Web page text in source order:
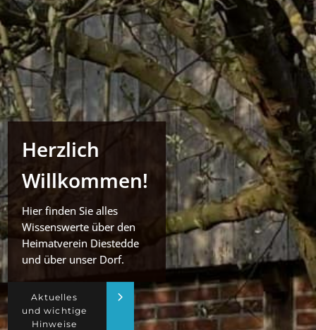
Herzlich
Willkommen!
Hier finden Sie alles
Wissenswerte über den
Heimatverein Diestedde
und über unser Dorf.
Aktuelles
und wichtige
Hinweise